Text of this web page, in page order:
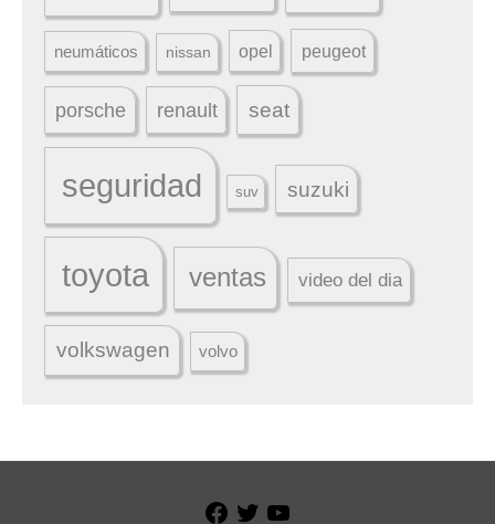
neumáticos nissan opel peugeot
porsche renault seat
seguridad suv suzuki
toyota ventas video del dia
volkswagen volvo
Facebook
Twitter